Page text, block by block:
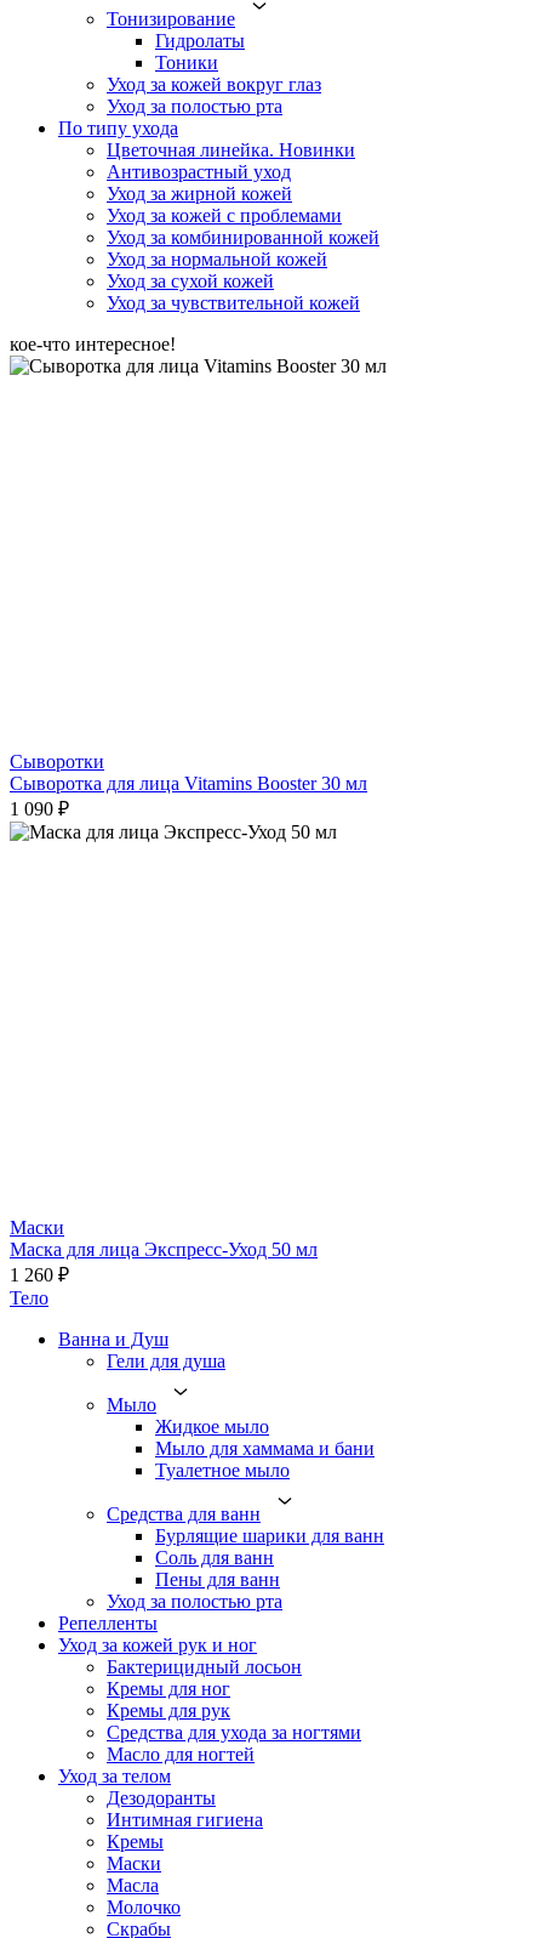
Тонизирование
Гидролаты
Тоники
Уход за кожей вокруг глаз
Уход за полостью рта
По типу ухода
Цветочная линейка. Новинки
Антивозрастный уход
Уход за жирной кожей
Уход за кожей с проблемами
Уход за комбинированной кожей
Уход за нормальной кожей
Уход за сухой кожей
Уход за чувствительной кожей
кое-что интересное!
Сыворотки
Сыворотка для лица Vitamins Booster 30 мл
1 090 ₽
Маски
Маска для лица Экспресс-Уход 50 мл
1 260 ₽
Тело
Ванна и Душ
Гели для душа
Мыло
Жидкое мыло
Мыло для хаммама и бани
Туалетное мыло
Средства для ванн
Бурлящие шарики для ванн
Соль для ванн
Пены для ванн
Уход за полостью рта
Репелленты
Уход за кожей рук и ног
Бактерицидный лосьон
Кремы для ног
Кремы для рук
Средства для ухода за ногтями
Масло для ногтей
Уход за телом
Дезодоранты
Интимная гигиена
Кремы
Маски
Масла
Молочко
Скрабы